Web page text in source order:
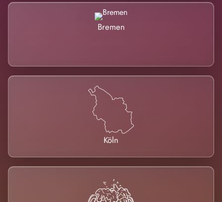
Bremen
Köln